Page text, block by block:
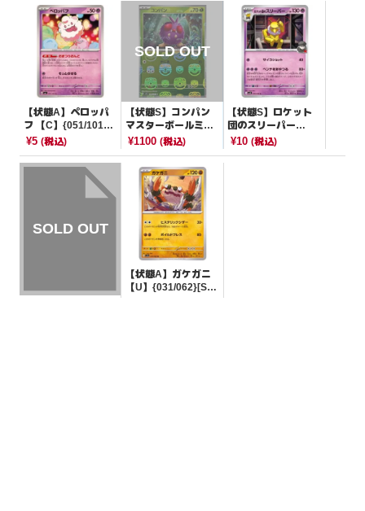
【状態A】ペロッパ
フ 【C】{051/101}
[SV6]
¥5 (税込)
【状態S】コンパン
マスターボールミラ
ー【C】{048/165}[S
¥1100(税込)
【状態S】ロケット
団のスリーパー
【U】{038/098}[SV
¥10 (税込)
【状態A】ガケガニ
【U】{031/062}[SV